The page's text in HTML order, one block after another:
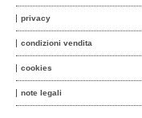
privacy
condizioni vendita
cookies
note legali